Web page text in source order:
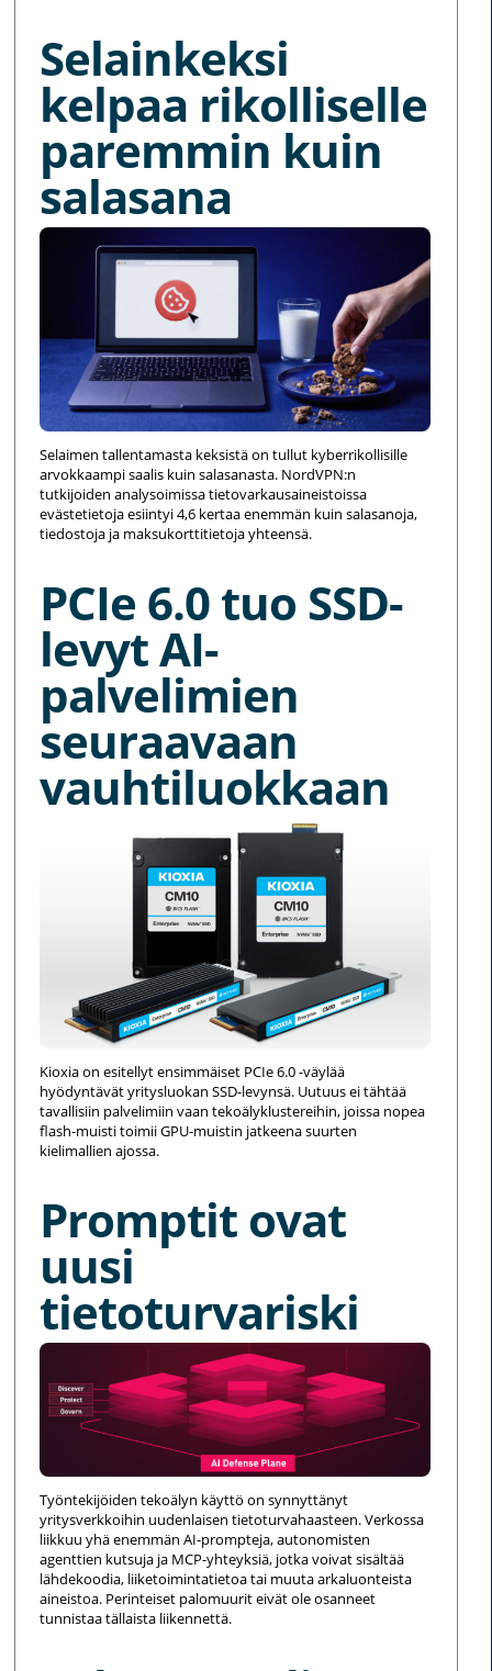
Selainkeksi
kelpaa rikolliselle
paremmin kuin
salasana
Selaimen tallentamasta keksistä on tullut kyberrikollisille
arvokkaampi saalis kuin salasanasta. NordVPN:n
tutkijoiden analysoimissa tietovarkausaineistoissa
evästetietoja esiintyi 4,6 kertaa enemmän kuin salasanoja,
tiedostoja ja maksukorttitietoja yhteensä.
PCIe 6.0 tuo SSD-
levyt AI-
palvelimien
seuraavaan
vauhtiluokkaan
Kioxia on esitellyt ensimmäiset PCIe 6.0 -väylää
hyödyntävät yritysluokan SSD-levynsä. Uutuus ei tähtää
tavallisiin palvelimiin vaan tekoälyklustereihin, joissa nopea
flash-muisti toimii GPU-muistin jatkeena suurten
kielimallien ajossa.
Promptit ovat
uusi
tietoturvariski
Työntekijöiden tekoälyn käyttö on synnyttänyt
yritysverkkoihin uudenlaisen tietoturvahaasteen. Verkossa
liikkuu yhä enemmän AI-prompteja, autonomisten
agenttien kutsuja ja MCP-yhteyksiä, jotka voivat sisältää
lähdekoodia, liiketoimintatietoa tai muuta arkaluonteista
aineistoa. Perinteiset palomuurit eivät ole osanneet
tunnistaa tällaista liikennettä.